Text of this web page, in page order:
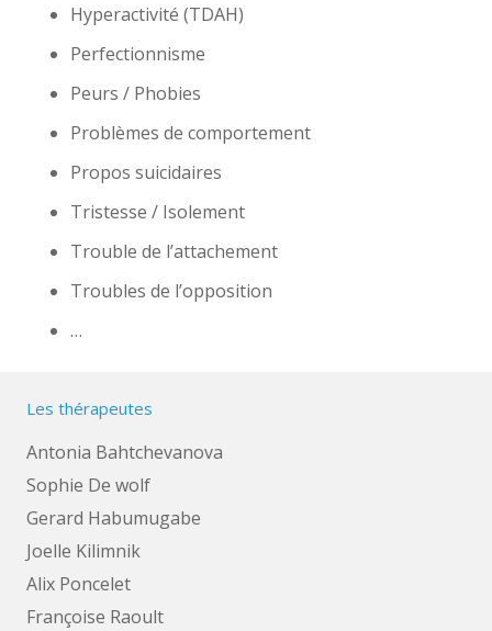
Hyperactivité (TDAH)
Perfectionnisme
Peurs / Phobies
Problèmes de comportement
Propos suicidaires
Tristesse / Isolement
Trouble de l’attachement
Troubles de l’opposition
…
Les thérapeutes
Antonia Bahtchevanova
Sophie De wolf
Gerard Habumugabe
Joelle Kilimnik
Alix Poncelet
Françoise Raoult